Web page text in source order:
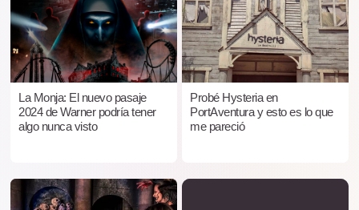
La Monja: El nuevo pasaje
2024 de Warner podría tener
algo nunca visto
Probé Hysteria en
PortAventura y esto es lo que
me pareció